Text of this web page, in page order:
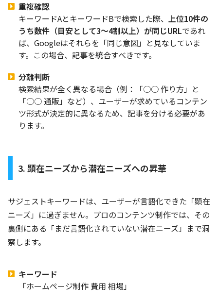
重複確認
キーワードAとキーワードBで検索した際、上位10件の
うち数件（目安として3〜4割以上）が同じURLであれ
ば、Googleはそれらを「同じ意図」と見なしていま
す。この場合、記事を統合すべきです。
分離判断
検索結果が全く異なる場合（例：「○○ 作り方」と
「○○ 通販」など）、ユーザーが求めているコンテン
ツ形式が決定的に異なるため、記事を分ける必要があ
ります。
3. 顕在ニーズから潜在ニーズへの昇華
サジェストキーワードは、ユーザーが言語化できた「顕在
ニーズ」に過ぎません。プロのコンテンツ制作では、その
裏側にある「まだ言語化されていない潜在ニーズ」まで洞
察します。
キーワード
「ホームページ制作 費用 相場」